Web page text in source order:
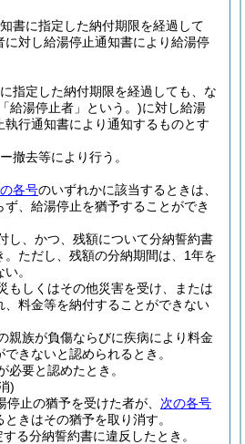
書に指定した納付期限を経過して
に対し給湯停止通知書により給湯停
指定した納付期限を経過しても、な
給湯停止者」という。)に対し給湯
行通知書により通知するものとす
撤去等により行う。
各号のいずれかに該当するときは、
ず、給湯停止を猶予することができ
し、かつ、残額について分納誓約書
ただし、残額の分納期間は、1年を
。
もしくはその他災害を受け、または
、料金等を納付することができない
親族が負傷ならびに疾病により料金
きないと認められるとき。
必要と認めたとき。
)
停止の猶予を受けた者が、 次の各号
きはその猶予を取り消す。
する分納誓約書に違反したとき。